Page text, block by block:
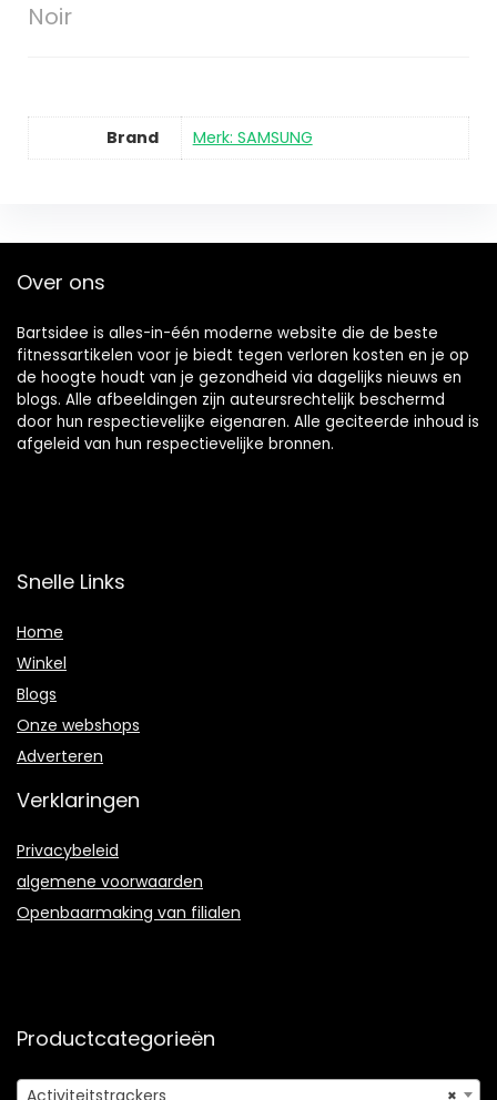
Noir
Brand Merk: SAMSUNG
Over ons
Bartsidee is alles-in-één moderne website die de beste
fitnessartikelen voor je biedt tegen verloren kosten en je op
de hoogte houdt van je gezondheid via dagelijks nieuws en
blogs. Alle afbeeldingen zijn auteursrechtelijk beschermd
door hun respectievelijke eigenaren. Alle geciteerde inhoud is
afgeleid van hun respectievelijke bronnen.
Snelle Links
Home
Winkel
Blogs
Onze webshops
Adverteren
Verklaringen
Privacybeleid
algemene voorwaarden
Openbaarmaking van filialen
Productcategorieën
×
Activiteitstrackers